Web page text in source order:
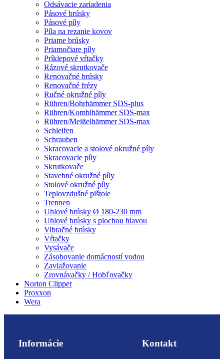
Odsávacie zariadenia
Pásové brúsky
Pásové píly
Píla na rezanie kovov
Priame brúsky
Priamočiare píly
Príklepové vŕtačky
Rázové skrutkovače
Renovačné brúsky
Renovačné frézy
Ručné okružné píly
Rühren/Bohrhämmer SDS-plus
Rühren/Kombihämmer SDS-max
Rühren/Meißelhämmer SDS-max
Schleifen
Schrauben
Skracovacie a stolové okružné píly
Skracovacie píly
Skrutkovače
Stavebné okružné píly
Stolové okružné píly
Teplovzdušné pištole
Trennen
Uhlové brúsky Ø 180-230 mm
Uhlové brúsky s plochou hlavou
Vibračné brúsky
Vŕtačky
Vysávače
Zásobovanie domácností vodou
Zavlažovanie
Zrovnávačky / Hobľovačky
Norton Clipper
Proxxon
Wera
Informácie Kontakt